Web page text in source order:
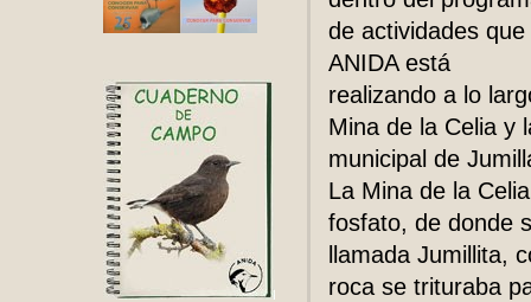
de actividades que
ANIDA está
realizando a lo
Mina de la Celia y
municipal de
La Mina de la
fosfato, de donde
llamada Jumillita,
roca se trituraba